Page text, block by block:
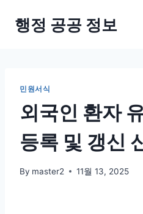
행정 공공 정보
민원서식
외국인 환자
등록 및 갱신
By master2 11월 13, 2025